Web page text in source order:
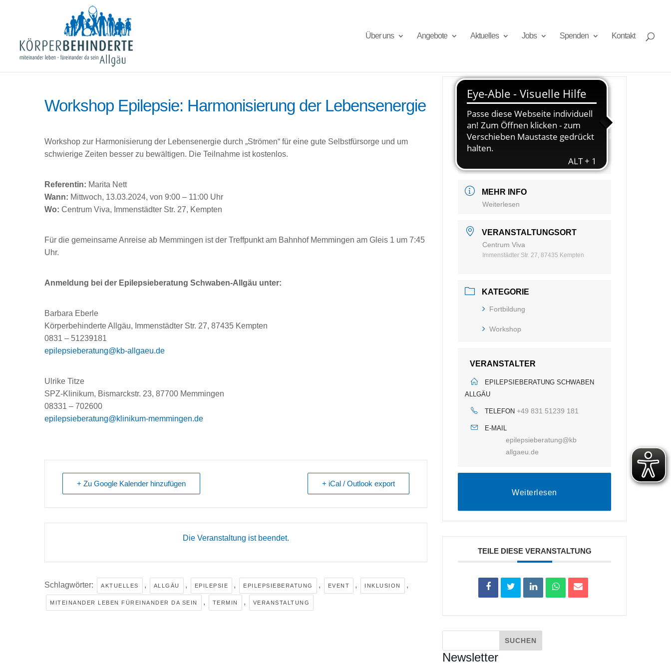
Über uns Angebote Aktuelles Jobs Spenden Kontakt
Workshop Epilepsie: Harmonisierung der Lebensenergie
Workshop zur Harmonisierung der Lebensenergie durch „Strömen“ für eine gute Selbstfürsorge und um
schwierige Zeiten besser zu bewältigen. Die Teilnahme ist kostenlos.
Referentin: Marita Nett
Wann: Mittwoch, 13.03.2024, von 9:00 – 11:00 Uhr
Wo: Centrum Viva, Immenstädter Str. 27, Kempten
Für die gemeinsame Anreise ab Memmingen ist der Treffpunkt am Bahnhof Memmingen am Gleis 1 um 7:45
Uhr.
Anmeldung bei der Epilepsieberatung Schwaben-Allgäu unter:
Barbara Eberle
Körperbehinderte Allgäu, Immenstädter Str. 27, 87435 Kempten
0831 – 51239181
epilepsieberatung@kb-allgaeu.de
Ulrike Titze
SPZ-Klinikum, Bismarckstr. 23, 87700 Memmingen
08331 – 702600
epilepsieberatung@klinikum-memmingen.de
+ Zu Google Kalender hinzufügen + iCal / Outlook export
Die Veranstaltung ist beendet.
Schlagwörter: AKTUELLES , ALLGÄU , EPILEPSIE , EPILEPSIEBERATUNG , EVENT , INKLUSION ,
MITEINANDER LEBEN FÜREINANDER DA SEIN , TERMIN , VERANSTALTUNG
DATUM
13 März 2024
Vorbei!
UHRZEIT
MEHR INFO
Weiterlesen
VERANSTALTUNGSORT
Centrum Viva
Immenstädter Str. 27, 87435 Kempten
KATEGORIE
Fortbildung
Workshop
VERANSTALTER
EPILEPSIEBERATUNG SCHWABEN
ALLGÄU
TELEFON +49 831 51239 181
E-MAIL
epilepsieberatung@kb
allgaeu.de
Weiterlesen
TEILE DIESE VERANSTALTUNG
Newsletter